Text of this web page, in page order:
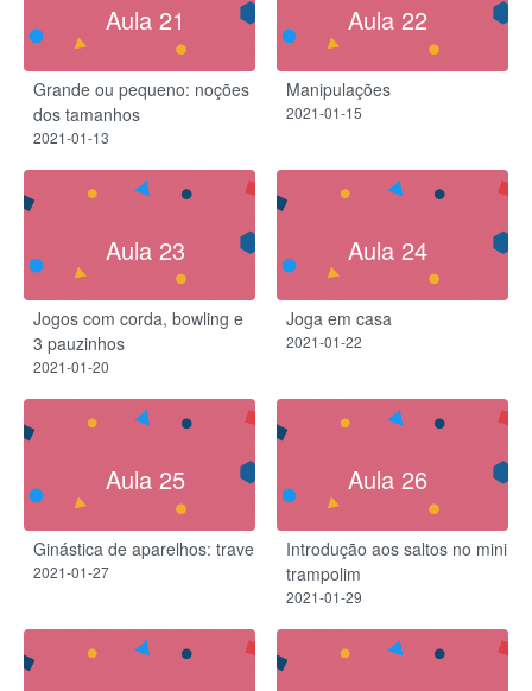
Aula 21
Grande ou pequeno: noções
dos tamanhos
2021-01-13
Aula 22
Manipulações
2021-01-15
Aula 23
Jogos com corda, bowling e
3 pauzinhos
2021-01-20
Aula 24
Joga em casa
2021-01-22
Aula 25
Ginástica de aparelhos: trave
2021-01-27
Aula 26
Introdução aos saltos no mini
trampolim
2021-01-29